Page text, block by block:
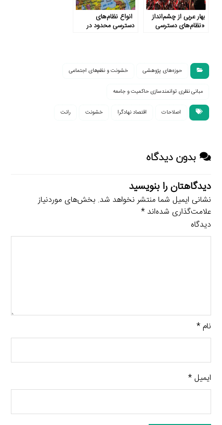
بهار عربی از چشم‌انداز
«نظام‌های دسترسی
انواع نظام‌های
دسترسی محدود در
اروپا
حوزه‌های پژوهشی خشونت و نظم‌های اجتماعی
مبانی نظری توانمندسازی حاکمیت و جامعه
اصلاحات اقتصاد نهادگرا خشونت رانت
بدون دیدگاه
دیدگاهتان را بنویسید
نشانی ایمیل شما منتشر نخواهد شد. بخش‌های موردنیاز
علامت‌گذاری شده‌اند*
دیدگاه
نام*
ایمیل*